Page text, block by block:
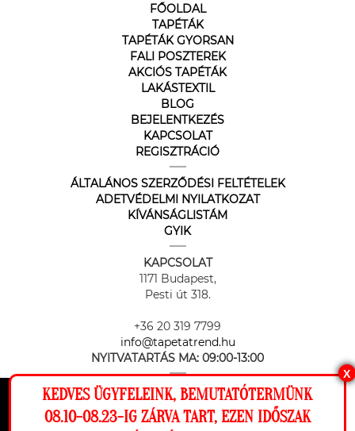
Ez a weboldal cookie-kat használ, hogy a
FŐOLDAL
TAPÉTÁK
TAPÉTÁK GYORSAN
FALI POSZTEREK
AKCIÓS TAPÉTÁK
LAKÁSTEXTIL
BLOG
BEJELENTKEZÉS
KAPCSOLAT
REGISZTRÁCIÓ
ÁLTALÁNOS SZERZŐDÉSI FELTÉTELEK
ADETVÉDELMI NYILATKOZAT
KÍVÁNSÁGLISTÁM
GYIK
KAPCSOLAT
1171 Budapest,
Pesti út 318.
+36 20 319 7799
info@tapetatrend.hu
NYITVATARTÁS MA: 09:00-13:00
X
KEDVES ÜGYFELEINK, BEMUTATÓTERMÜNK
08.10-08.23-IG ZÁRVA TART, EZEN IDŐSZAK